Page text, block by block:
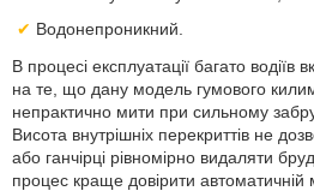
Водонепроникний.
В процесі експлуатації багато водіїв
на те, що дану модель гумового
непрактично мити при сильному
Висота внутрішніх перекриттів не
або ганчірці рівномірно видаляти
процес краще довірити автоматичній